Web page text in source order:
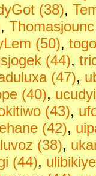
(38),
,
(50),
(44),
(47),
(40),
(43),
(42),
(38),
(44),